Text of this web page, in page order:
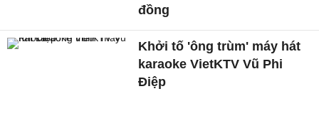
đồng
Khởi tố 'ông trùm' máy hát
karaoke VietKTV Vũ Phi
Điệp